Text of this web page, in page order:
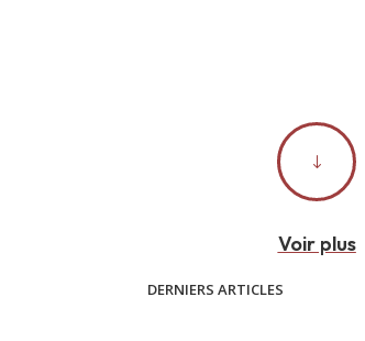
"
Voir plus
DERNIERS ARTICLES